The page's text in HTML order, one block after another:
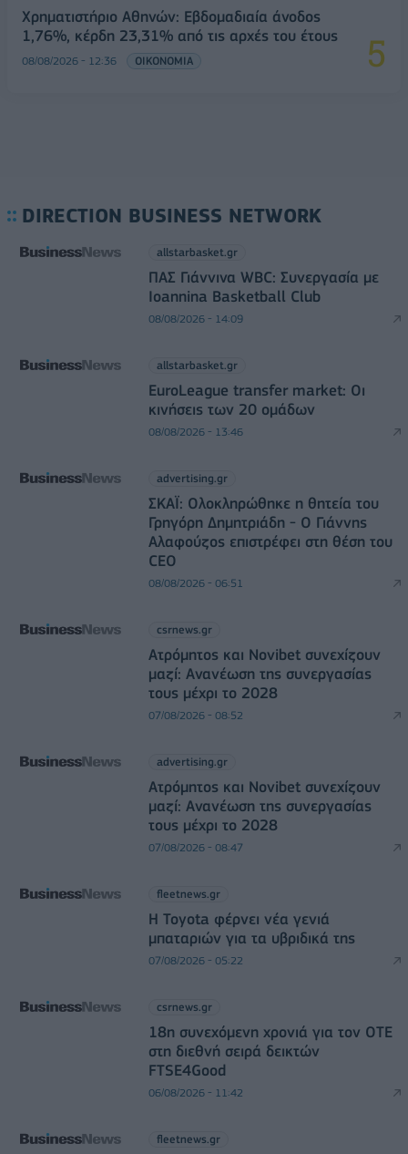
Χρηματιστήριο Αθηνών: Εβδομαδιαία άνοδος
1,76%, κέρδη 23,31% από τις αρχές του έτους
08/08/2026 - 12:36 ΟΙΚΟΝΟΜΙΑ
DIRECTION BUSINESS NETWORK
allstarbasket.gr
ΠΑΣ Γιάννινα WBC: Συνεργασία με
Ioannina Basketball Club
08/08/2026 - 14:09
allstarbasket.gr
EuroLeague transfer market: Οι
κινήσεις των 20 ομάδων
08/08/2026 - 13:46
advertising.gr
ΣΚΑΪ: Ολοκληρώθηκε η θητεία του
Γρηγόρη Δημητριάδη - Ο Γιάννης
Αλαφούζος επιστρέφει στη θέση του
CEO
08/08/2026 - 06:51
csrnews.gr
Ατρόμητος και Novibet συνεχίζουν
μαζί: Ανανέωση της συνεργασίας
τους μέχρι το 2028
07/08/2026 - 08:52
advertising.gr
Ατρόμητος και Novibet συνεχίζουν
μαζί: Ανανέωση της συνεργασίας
τους μέχρι το 2028
07/08/2026 - 08:47
fleetnews.gr
Η Toyota φέρνει νέα γενιά
μπαταριών για τα υβριδικά της
07/08/2026 - 05:22
csrnews.gr
18η συνεχόμενη χρονιά για τον ΟΤΕ
στη διεθνή σειρά δεικτών
FTSE4Good
06/08/2026 - 11:42
fleetnews.gr